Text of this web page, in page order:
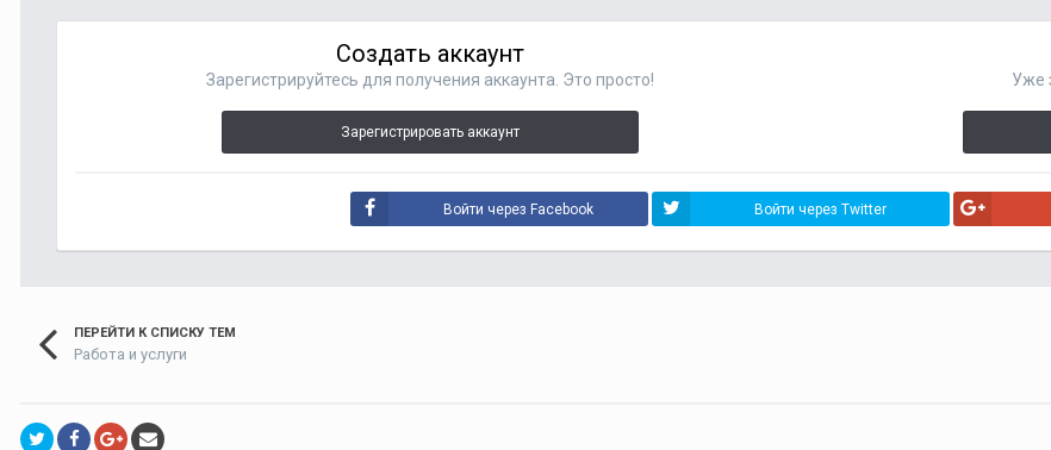
Создать аккаунт
Зарегистрируйтесь для получения аккаунта. Это просто!
Зарегистрировать аккаунт
Уже
Войти через Facebook Войти через Twitter
ПЕРЕЙТИ К СПИСКУ ТЕМ
Работа и услуги